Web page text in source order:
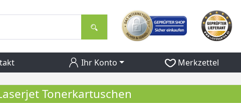
Ihr Konto Merkzettel
Tonerkartuschen